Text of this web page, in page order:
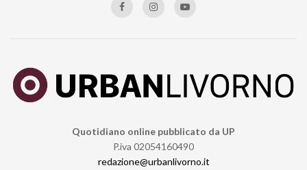
Quotidiano online pubblicato da UP
P.iva 02054160490
redazione@urbanlivorno.it